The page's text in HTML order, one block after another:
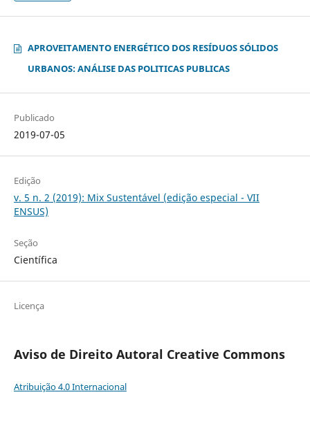
APROVEITAMENTO ENERGÉTICO DOS RESÍDUOS SÓLIDOS
URBANOS: ANÁLISE DAS POLITICAS PUBLICAS
Publicado
2019-07-05
Edição
v. 5 n. 2 (2019): Mix Sustentável (edição especial - VII
ENSUS)
Seção
Científica
Licença
Aviso de Direito Autoral Creative Commons
Atribuição 4.0 Internacional